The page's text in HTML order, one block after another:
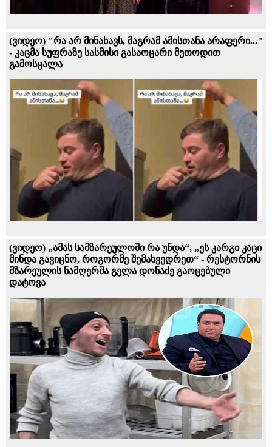
(ვიდეო) "რა არ მინახავს, მაგრამ ამისთანა არაფერი..."
- კაცმა სუფრაზე სასმისი გასაოცარი მეთოდით
გამოსცალა
(ვიდეო) „ამას სამზარეულოში რა უნდა“, „ეს კარგი კაცი
მინდა გავიცნო, როგორმე შემახვედრეთ“ - რესტორნის
მზარეულის ნამღერმა გელა დონაძე გაოცებული
დატოვა